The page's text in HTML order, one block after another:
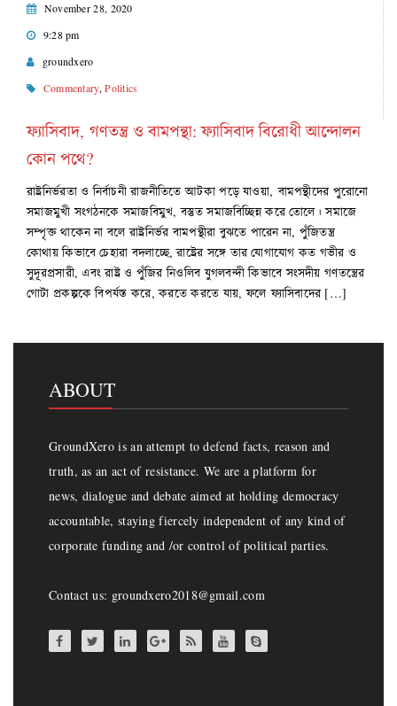
November 28, 2020
9:28 pm
groundxero
Commentary,Politics
ফ্যাসিবাদ, গণতন্ত্র ও বামপন্থা: ফ্যাসিবাদ বিরোধী আন্দোলন
কোন পথে?
রাষ্ট্রনির্ভরতা ও নির্বাচনী রাজনীতিতে আটকা পড়ে যাওয়া, বামপন্থীদের পুরোনো
সমাজমুখী সংগঠনকে সমাজবিমুখ, বস্তুত সমাজবিচ্ছিন্ন করে তোলে। সমাজে
সম্পৃক্ত থাকেন না বলে রাষ্ট্রনির্ভর বামপন্থীরা বুঝতে পারেন না, পুঁজিতন্ত্র
কোথায় কিভাবে চেহারা বদলাচ্ছে, রাষ্ট্রের সঙ্গে তার যোগাযোগ কত গভীর ও
সুদূরপ্রসারী, এবং রাষ্ট্র ও পুঁজির নিওলিব যুগলবন্দী কিভাবে সংসদীয় গণতন্ত্রের
গোটা প্রকল্পকে বিপর্যস্ত করে, করতে করতে যায়, ফলে ফ্যাসিবাদের […]
ABOUT
GroundXero is an attempt to defend facts, reason and
truth, as an act of resistance. We are a platform for
news, dialogue and debate aimed at holding democracy
accountable, staying fiercely independent of any kind of
corporate funding and /or control of political parties.
Contact us: groundxero2018@gmail.com